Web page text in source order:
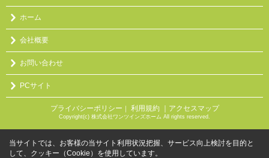
ホーム
会社概要
お問い合わせ
PCサイト
プライバシーポリシー 利用規約 ｜アクセスマップ
Copyright(c) 株式会社ワンツインズホーム All rights reserved.
当サイトでは、お客様の当サイト利用状況把握、サービス向上検討を目的と
して、クッキー（Cookie）を使用しています。